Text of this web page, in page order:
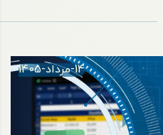
14-مرداد-1405